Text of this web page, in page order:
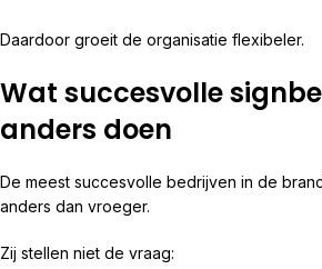
Daardoor groeit de organisatie flexibeler.
Wat succesvolle
anders doen
De meest succesvolle bedrijven in de
anders dan vroeger.
Zij stellen niet de vraag: